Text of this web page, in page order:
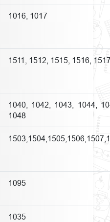
1016, 1017
1511, 1512, 1515, 1516,
1040, 1042, 1043, 1044,
1048
1095
1035